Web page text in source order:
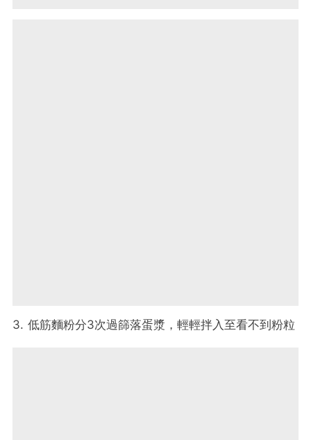
3. 低筋麵粉分3次過篩落蛋漿，輕輕拌入至看不到粉粒